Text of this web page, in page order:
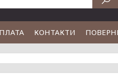
КОНТАКТИ